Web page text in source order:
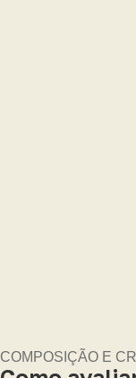
COMPOSIÇÃO E